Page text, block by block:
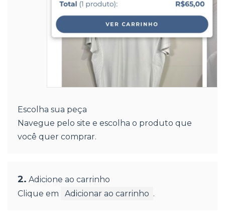
Escolha sua peça
Navegue pelo site e escolha o produto que
você quer comprar.
2. Adicione ao carrinho
Clique em
Adicionar ao carrinho .